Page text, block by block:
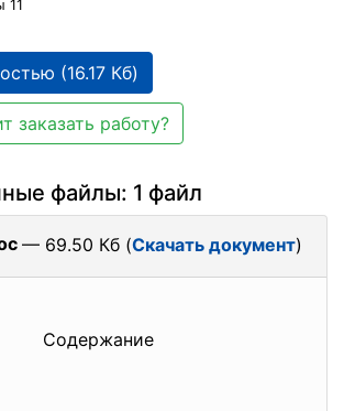
11
(16.17 Кб)
заказать работу?
файлы: 1 файл
— 69.50 Кб (Скачать документ)
Содержание